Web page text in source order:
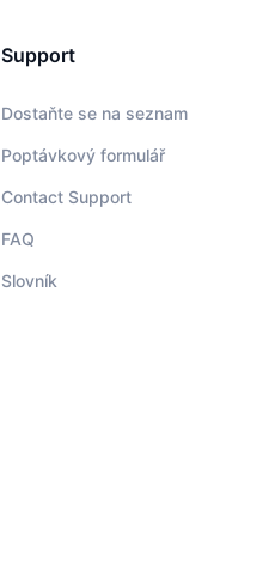
Support
Dostaňte se na seznam
Poptávkový formulář
Contact Support
FAQ
Slovník